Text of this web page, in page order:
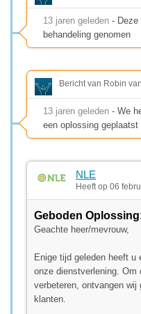
13 jaren geleden - Deze
behandeling genomen
Bericht van Robin
13 jaren geleden - We
een oplossing
NLE
Heeft op 06
Geboden
Geachte heer/mevrouw,
Enige tijd geleden heeft u
onze dienstverlening. Om
verbeteren, ontvangen
klanten.